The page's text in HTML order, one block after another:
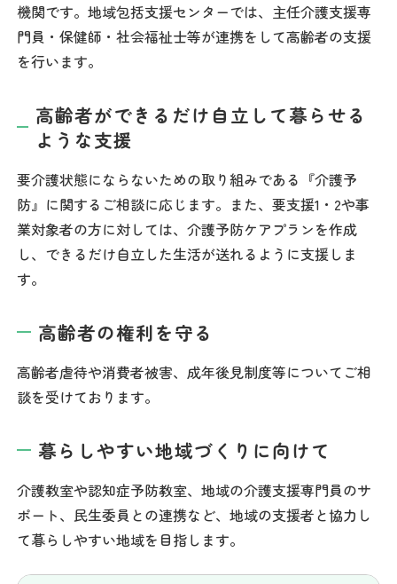
機関です。地域包括支援センターでは、主任介護支援専
門員・保健師・社会福祉士等が連携をして高齢者の支援
を行います。
高齢者ができるだけ自立して暮らせる
ような支援
要介護状態にならないための取り組みである『介護予
防』に関するご相談に応じます。また、要支援1・2や事
業対象者の方に対しては、介護予防ケアプランを作成
し、できるだけ自立した生活が送れるように支援しま
す。
高齢者の権利を守る
高齢者虐待や消費者被害、成年後見制度等についてご相
談を受けております。
暮らしやすい地域づくりに向けて
介護教室や認知症予防教室、地域の介護支援専門員のサ
ポート、民生委員との連携など、地域の支援者と協力し
て暮らしやすい地域を目指します。